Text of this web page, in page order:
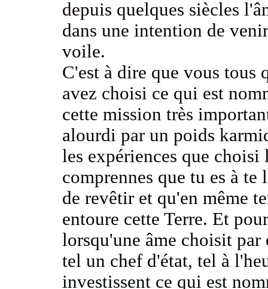
depuis quelques siècles
dans une intention de
voile.
C'est à dire que vous tous
avez choisi ce qui est
cette mission très
alourdi par un poids
les expériences que
comprennes que tu es à te
derevêtir et qu'en même
entoure cette Terre. Et
lorsqu'une âme choisit
tel un chef d'état,tel à
investissent ce qui est